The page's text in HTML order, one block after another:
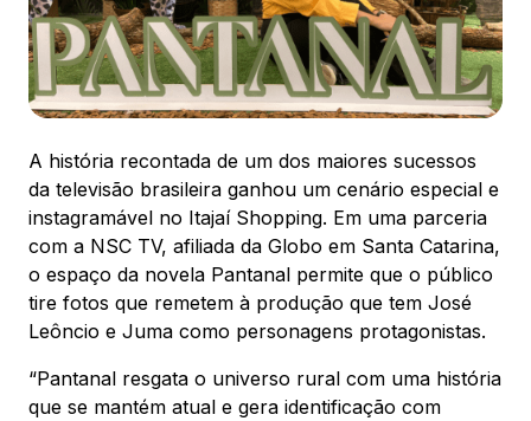
Ver local
Chamar Uber
CONTATO
(47) 3348-4609
Comodidades Eventos Cinema
A história recontada de um dos maiores sucessos
da televisão brasileira ganhou um cenário especial e
instagramável no Itajaí Shopping. Em uma parceria
com a NSC TV, afiliada da Globo em Santa Catarina,
o espaço da novela Pantanal permite que o público
tire fotos que remetem à produção que tem José
Leôncio e Juma como personagens protagonistas.
“Pantanal resgata o universo rural com uma história
que se mantém atual e gera identificação com